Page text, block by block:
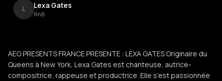
L Lexa Gates
RnB
AEG PRESENTS FRANCE PRESENTE : LEXA GATES Originaire du
Queens à New York, Lexa Gates est chanteuse, autrice-
compositrice, rappeuse et productrice. Elle s’est passionnée